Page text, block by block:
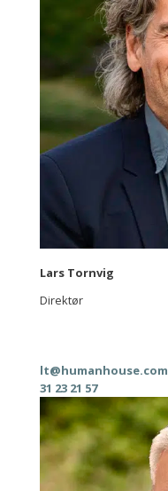
Lars Tornvig
Direktør
lt@humanhouse.com
31 23 21 57